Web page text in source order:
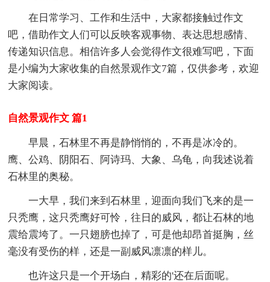
在日常学习、工作和生活中，大家都接触过作文
吧，借助作文人们可以反映客观事物、表达思想感情、
传递知识信息。相信许多人会觉得作文很难写吧，下面
是小编为大家收集的自然景观作文7篇，仅供参考，欢迎
大家阅读。
自然景观作文 篇1
早晨，石林里不再是静悄悄的，不再是冰冷的。
鹰、公鸡、阴阳石、阿诗玛、大象、乌龟，向我述说着
石林里的奥秘。
一大早，我们来到石林里，迎面向我们飞来的是一
只秃鹰，这只秃鹰好可怜，往日的威风，都让石林的地
震给震垮了。一只翅膀也掉了，可是他却昂首挺胸，丝
毫没有受伤的样，还是一副威风凛凛的样儿。
也许这只是一个开场白，精彩的'还在后面呢。